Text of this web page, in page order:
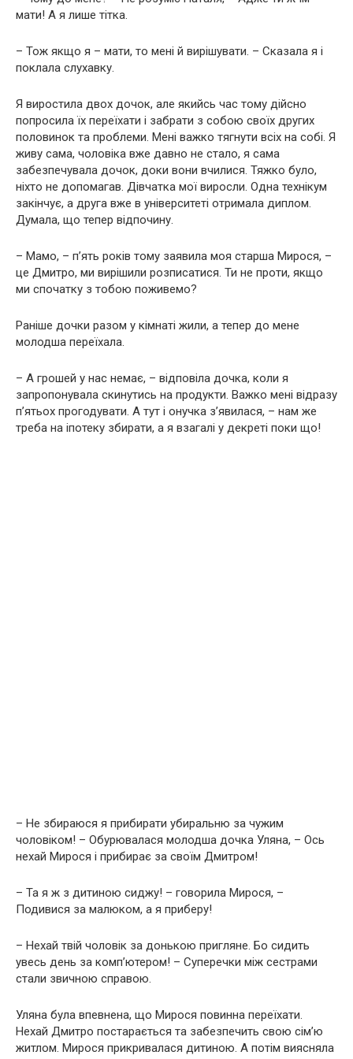
мати! А я лише тітка.
– Тож якщо я – мати, то мені й вирішувати. – Сказала я і
поклала слухавку.
Я виростила двох дочок, але якийсь час тому дійсно
попросила їх переїхати і забрати з собою своїх других
половинок та проблеми. Мені важко тягнути всіх на собі. Я
живу сама, чоловіка вже давно не стало, я сама
забезпечувала дочок, доки вони вчилися. Тяжко було,
ніхто не допомагав. Дівчатка мої виросли. Одна технікум
закінчує, а друга вже в університеті отримала диплом.
Думала, що тепер відпочину.
– Мамо, – п’ять років тому заявила моя старша Мирося, –
це Дмитро, ми вирішили розписатися. Ти не проти, якщо
ми спочатку з тобою поживемо?
Раніше дочки разом у кімнаті жили, а тепер до мене
молодша переїхала.
– А грошей у нас немає, – відповіла дочка, коли я
запропонувала скинутись на продукти. Важко мені відразу
п’ятьох прогодувати. А тут і онучка з’явилася, – нам же
треба на іпотеку збирати, а я взагалі у декреті поки що!
– Не збираюся я прибирати убиральню за чужим
чоловіком! – Обурювалася молодша дочка Уляна, – Ось
нехай Мирося і прибирає за своїм Дмитром!
– Та я ж з дитиною сиджу! – говорила Мирося, –
Подивися за малюком, а я приберу!
– Нехай твій чоловік за донькою пригляне. Бо сидить
увесь день за комп’ютером! – Суперечки між сестрами
стали звичною справою.
Уляна була впевнена, що Мирося повинна переїхати.
Нехай Дмитро постарається та забезпечить свою сім’ю
житлом. Мирося прикривалася дитиною. А потім виясняла